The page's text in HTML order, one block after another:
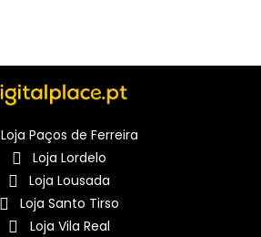
Loja Paços de Ferreira
Loja Lordelo
Loja Lousada
Loja Santo Tirso
Loja Vila Real